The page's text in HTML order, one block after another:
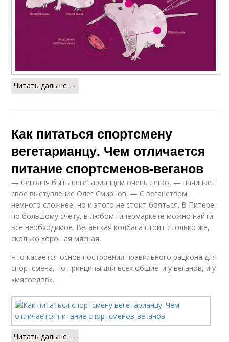
Читать дальше →
Как питаться спортсмену
вегетарианцу. Чем отличается
питание спортсменов-веганов
— Сегодня быть вегетарианцем очень легко, — начинает
свое выступление Олег Смирнов. — С веганством
немного сложнее, но и этого не стоит бояться. В Питере,
по большому счету, в любом гипермаркете можно найти
все необходимое. Веганская колбаса стоит столько же,
сколько хорошая мясная.
Что касается основ построения правильного рациона для
спортсмена, то принципы для всех общие: и у веганов, и у
«мясоедов».
Читать дальше →